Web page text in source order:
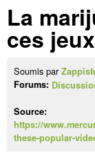
La
ces
Soumis par
Forums:
Source:
https://
these-popular-